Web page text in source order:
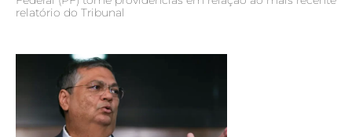
relatório do Tribunal